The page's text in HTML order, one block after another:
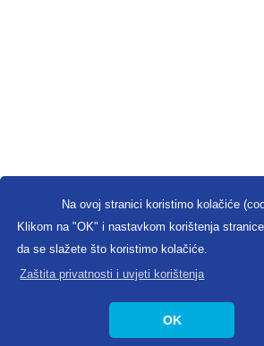
Na ovoj stranici koristimo kolačiće
Klikom na "OK" i nastavkom korištenja
da se slažete što koristimo kolačiće.
Zaštita privatnosti i uvjeti korištenja
OK